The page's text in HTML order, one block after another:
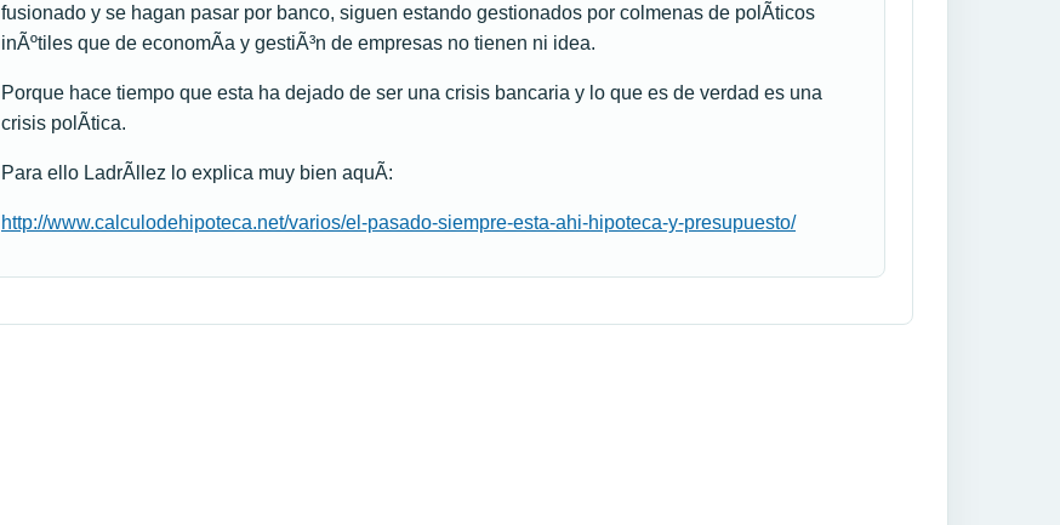
fusionado y se hagan pasar por banco, siguen estando gestionados por colmenas de polÃ­ticos
inÃºtiles que de economÃ­a y gestiÃ³n de empresas no tienen ni idea.
Porque hace tiempo que esta ha dejado de ser una crisis bancaria y lo que es de verdad es una
crisis polÃ­tica.
Para ello LadrÃ­llez lo explica muy bien aquÃ­:
http://www.calculodehipoteca.net/varios/el-pasado-siempre-esta-ahi-hipoteca-y-presupuesto/